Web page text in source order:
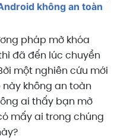
không an toàn
pháp mở khóa
đã đến lúc chuyển
một nghiên cứu mới
không an toàn
ai thấy bạn mở
mấy ai trong chúng